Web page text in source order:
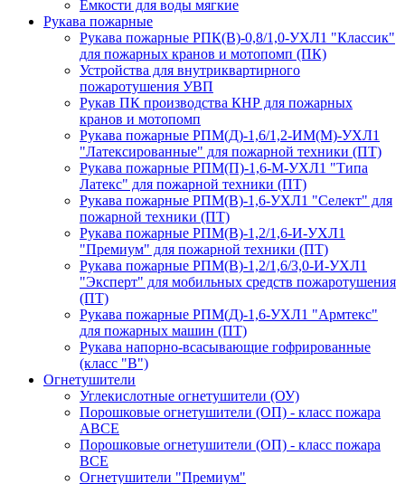
Ёмкости для воды мягкие
Рукава пожарные
Рукава пожарные РПК(В)-0,8/1,0-УХЛ1 "Классик"
для пожарных кранов и мотопомп (ПК)
Устройства для внутриквартирного
пожаротушения УВП
Рукав ПК производства КНР для пожарных
кранов и мотопомп
Рукава пожарные РПМ(Д)-1,6/1,2-ИМ(M)-УХЛ1
"Латексированные" для пожарной техники (ПТ)
Рукава пожарные РПМ(П)-1,6-М-УХЛ1 "Типа
Латекс" для пожарной техники (ПТ)
Рукава пожарные РПМ(В)-1,6-УХЛ1 "Селект" для
пожарной техники (ПТ)
Рукава пожарные РПМ(В)-1,2/1,6-И-УХЛ1
"Премиум" для пожарной техники (ПТ)
Рукава пожарные РПМ(В)-1,2/1,6/3,0-И-УХЛ1
"Эксперт" для мобильных средств пожаротушения
(ПТ)
Рукава пожарные РПМ(Д)-1,6-УХЛ1 "Армтекс"
для пожарных машин (ПТ)
Рукава напорно-всасывающие гофрированные
(класс "В")
Огнетушители
Углекислотные огнетушители (ОУ)
Порошковые огнетушители (ОП) - класс пожара
АВСЕ
Порошковые огнетушители (ОП) - класс пожара
ВСЕ
Огнетушители "Премиум"